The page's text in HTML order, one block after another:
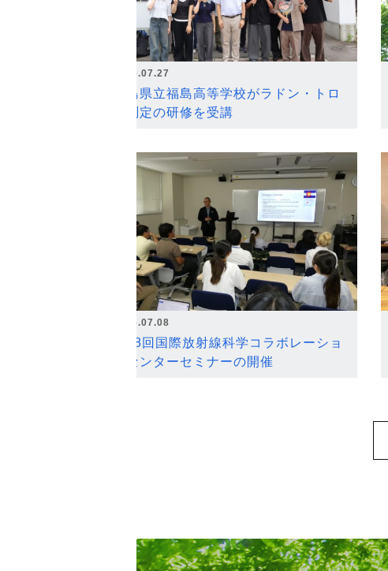
2026.07.27
福島県立福島高等学校がラドン・トロ
ン測定の研修を受講
2026.07.08
第18回国際放射線科学コラボレーショ
ンセンターセミナーの開催